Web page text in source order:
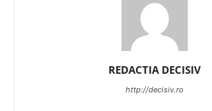
REDACTIA DECISIV
http://decisiv.ro